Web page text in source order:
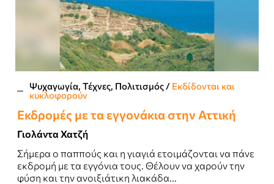
Ψυχαγωγία, Τέχνες, Πολιτισμός/ Εκδίδονται και
κυκλοφορούν
Εκδρομές με τα εγγονάκια στην Αττική
Γιολάντα Χατζή
Σήμερα ο παππούς και η γιαγιά ετοιμάζονται να πάνε
εκδρομή με τα εγγόνια τους. Θέλουν να χαρούν την
φύση και την ανοιξιάτικη λιακάδα...